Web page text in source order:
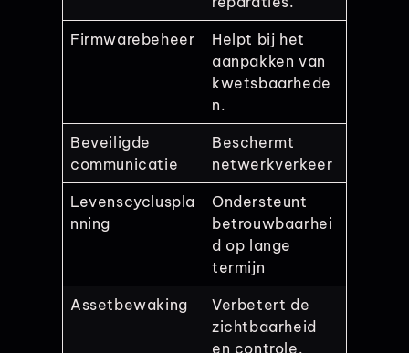
Firmwarebeheer
Helpt bij het
aanpakken van
kwetsbaarhede
n.
Beveiligde
communicatie
Beschermt
netwerkverkeer
Levenscycluspla
nning
Ondersteunt
betrouwbaarhei
d op lange
termijn
Assetbewaking
Verbetert de
zichtbaarheid
en controle.